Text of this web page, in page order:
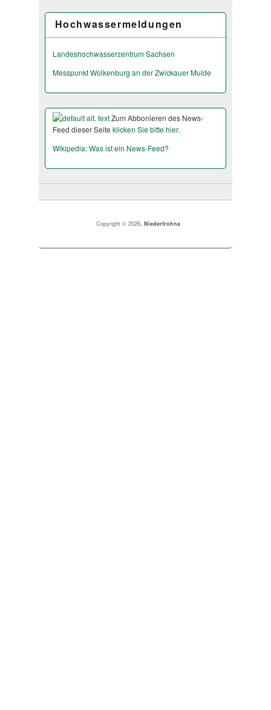
Hochwassermeldungen
Landeshochwas­serzentrum Sachsen
Messpunkt Wolkenburg an der Zwickauer Mulde
Zum Abbonieren des News-
Feed dieser Seite klicken Sie bitte hier.
Wikipedia: Was ist ein News-Feed?
Copyright © 2026,Niederfrohna